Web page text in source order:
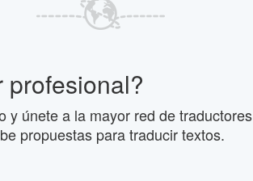
profesional?
y únete a la mayor red de traductores
propuestas para traducir textos.